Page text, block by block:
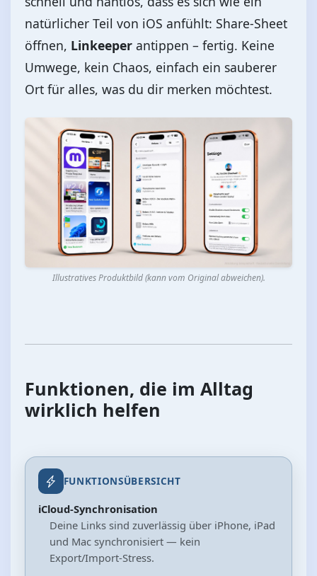
natürlicher Teil von iOS anfühlt: Share‑Sheet
öffnen, Linkeeper antippen – fertig. Keine
Umwege, kein Chaos, einfach ein sauberer
Ort für alles, was du dir merken möchtest.
Illustratives Produktbild (kann vom Original abweichen).
Funktionen, die im Alltag
wirklich helfen
FUNKTIONSÜBERSICHT
iCloud‑Synchronisation
Deine Links sind zuverlässig über iPhone, iPad
und Mac synchronisiert — kein
Export/Import‑Stress.